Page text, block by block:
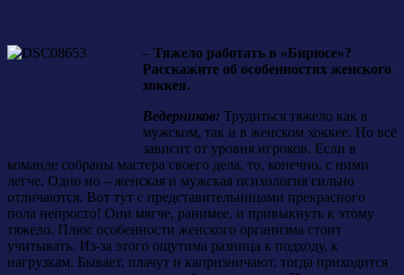
– Тяжело работать в «Бирюсе»?
Расскажите об особенностях женского
хоккея.
Ведерников: Трудиться тяжело как в
мужском, так и в женском хоккее. Но всё
зависит от уровня игроков. Если в
команде собраны мастера своего дела, то, конечно, с ними
легче. Одно но – женская и мужская психология сильно
отличаются. Вот тут с представительницами прекрасного
пола непросто! Они мягче, ранимее, и привыкнуть к этому
тяжело. Плюс особенности женского организма стоит
учитывать. Из-за этого ощутима разница к подходу, к
нагрузкам. Бывает, плачут и капризничают, тогда приходится